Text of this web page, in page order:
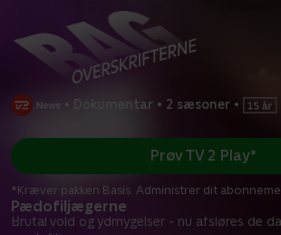
• Dokumentar • 2 sæsoner •
Pædofiljægerne
Brutal vold og ydmygelser - nu afsløres de
Prøv TV 2 Play*
*Kræver pakken Basis. Administrer dit